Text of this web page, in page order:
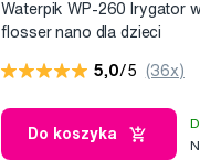
Waterpik WP-260 Irygator
flosser nano dla dzieci
5,0/5 (36x)
Do koszyka